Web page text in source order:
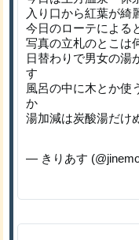
入り口から紅葉が綺
今日のローテによる
写真の立札のとこは
日替わりで男女の湯
す
風呂の中に木とか使
か
湯加減は炭酸湯だけ
— きりあす